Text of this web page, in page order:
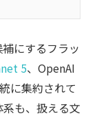
にするフラッ
5、OpenAI
に集約されて
も、扱える文